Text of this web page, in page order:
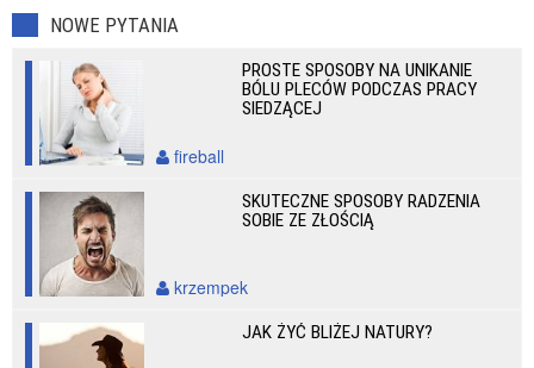
NOWE PYTANIA
PROSTE SPOSOBY NA UNIKANIE
BÓLU PLECÓW PODCZAS PRACY
SIEDZĄCEJ
fireball
SKUTECZNE SPOSOBY RADZENIA
SOBIE ZE ZŁOŚCIĄ
krzempek
JAK ŻYĆ BLIŻEJ NATURY?